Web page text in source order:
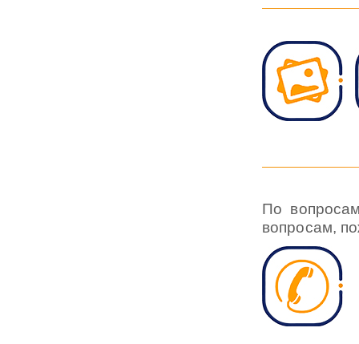
По
вопросам,